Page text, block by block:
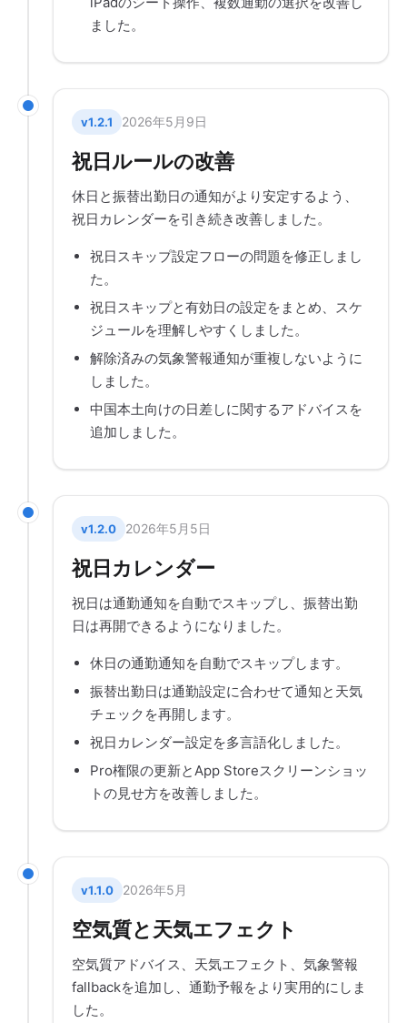
ました。
v1.2.1 2026年5月9日
祝日ルールの改善
休日と振替出勤日の通知がより安定するよう、
祝日カレンダーを引き続き改善しました。
祝日スキップ設定フローの問題を修正しまし
た。
祝日スキップと有効日の設定をまとめ、スケ
ジュールを理解しやすくしました。
解除済みの気象警報通知が重複しないように
しました。
中国本土向けの日差しに関するアドバイスを
追加しました。
v1.2.0 2026年5月5日
祝日カレンダー
祝日は通勤通知を自動でスキップし、振替出勤
日は再開できるようになりました。
休日の通勤通知を自動でスキップします。
振替出勤日は通勤設定に合わせて通知と天気
チェックを再開します。
祝日カレンダー設定を多言語化しました。
Pro権限の更新とApp Storeスクリーンショッ
トの見せ方を改善しました。
v1.1.0 2026年5月
空気質と天気エフェクト
空気質アドバイス、天気エフェクト、気象警報
fallbackを追加し、通勤予報をより実用的にしま
した。